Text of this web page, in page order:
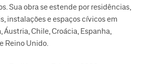
Sua obra se estende por residências,
instalações e espaços cívicos em
Áustria, Chile, Croácia, Espanha,
Reino Unido.